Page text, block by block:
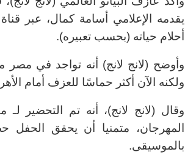
أحلام حياته (بحسب تعبيره).
ولكنه الآن أكثر حماسًا للعزف أمام
وقال (لانج لانج)، أنه تم التحضير
المهرجان، متمنيا أن يحقق الحفل
بالموسيقى.